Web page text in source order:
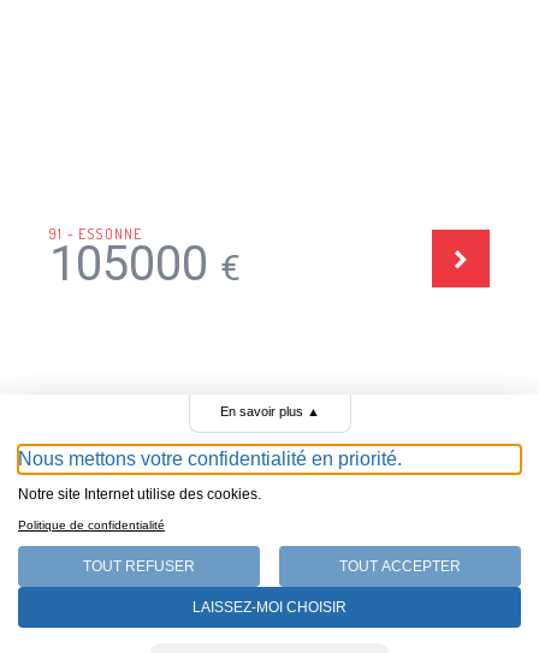
91 - ESSONNE
105000 €
TOUTES LES ANNONCES DE GARAGES À VENDRE
Le portail des garagistes
BLOG ET CONSEILS DE JÉRÉMY
QUI SOMMES-NOUS
LE PORTAIL DES GARAGISTES © 2018 TOUS DROITS RÉSERVÉS
MENTIONS LÉGALES
En savoir plus ▲
Nous mettons votre confidentialité en priorité.
Notre site Internet utilise des cookies.
Politique de confidentialité
TOUT REFUSER TOUT ACCEPTER
LAISSEZ-MOI CHOISIR